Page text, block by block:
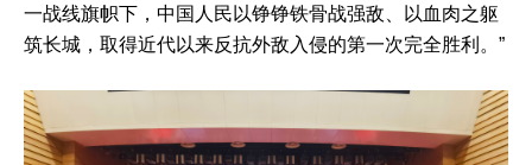
一战线旗帜下，中国人民以铮铮铁骨战强敌、以血肉之躯
筑长城，取得近代以来反抗外敌入侵的第一次完全胜利。”